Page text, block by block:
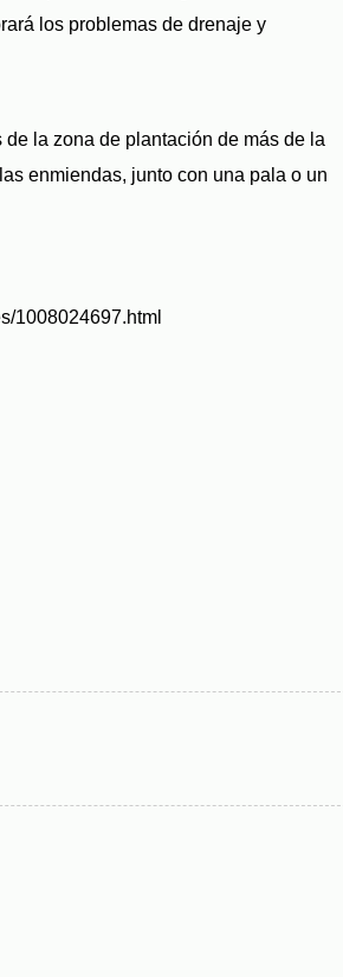
los problemas de drenaje y
la zona de plantación de más de la
enmiendas, junto con una pala o un
1008024697.html